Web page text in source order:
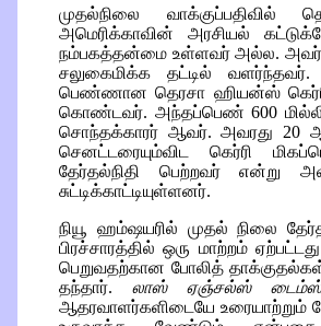
முதல்நிலை வாக்குப்பதிவில்
அமெரிக்காவின் அரசியல்
நம்பகத்தன்மை உள்ளவர் அல்ல. அவர்
சலுகைமிக்க தட்டில் வளர்ந்தவர்.
பெண்ணான தெரசா ஹியன்ஸ்
கொண்டவர். அந்தப்பெண் 600
சொந்தக்காரர் ஆவர். அவரது 20
செனட்டரையும்விட கெர்ரி
தேர்தல்நிதி பெற்றவர் என்று
சுட்டிக்காட்டியுள்ளனர்.
நியூ ஹம்ஷயரில் முதல் நிலை
பிரச்சாரத்தில் ஒரு மாற்றம்
பெறுவதற்கான போலித்
தந்தார்.லாஸ் ஏஞ்சல்ஸ்
ஆதரவாளர்களிடையே உரையாற்றும்